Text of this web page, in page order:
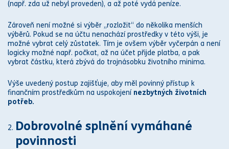
(např. zda už nebyl proveden), a až poté vydá peníze.
Zároveň není možné si výběr „rozložit“ do několika menších
výběrů. Pokud se na účtu nenachází prostředky v této výši, je
možné vybrat celý zůstatek. Tím je ovšem výběr vyčerpán a není
logicky možné např. počkat, až na účet přijde platba, a pak
vybrat částku, která zbývá do trojnásobku životního minima.
Výše uvedený postup zajišťuje, aby měl povinný přístup k
finančním prostředkům na uspokojení nezbytných životních
potřeb.
Dobrovolné splnění vymáhané
povinnosti